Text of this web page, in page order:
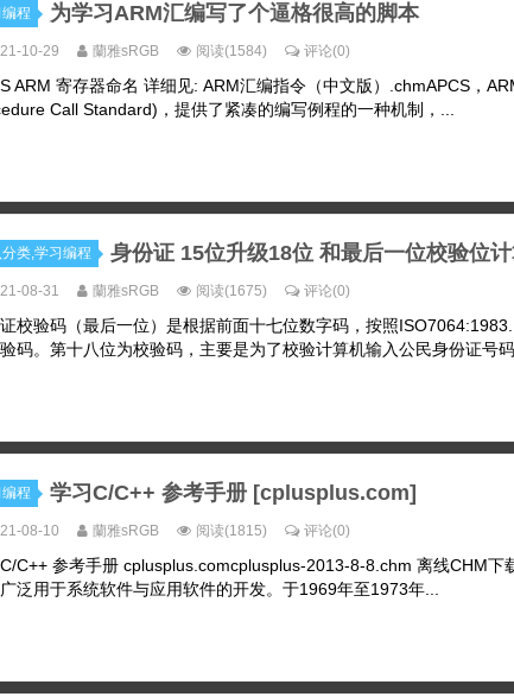
程 为学习ARM汇编写了个逼格很高的脚本
10-29 蘭雅sRGB 阅读(1584) 评论(0)
ARM 寄存器命名 详细见: ARM汇编指令（中文版）.chmAPCS，
Call Standard)，提供了紧凑的编写例程的一种机制，...
类,学习编程 身份证 15位升级18位 和最后一位校验位
08-31 蘭雅sRGB 阅读(1675) 评论(0)
校验码（最后一位）是根据前面十七位数字码，按照
码。第十八位为校验码，主要是为了校验计算机输入公民身份证号
程 学习C/C++ 参考手册 [cplusplus.com]
08-10 蘭雅sRGB 阅读(1815) 评论(0)
C++ 参考手册 cplusplus.comcplusplus-2013-8-8.chm 离线CHM下
泛用于系统软件与应用软件的开发。于1969年至1973年...